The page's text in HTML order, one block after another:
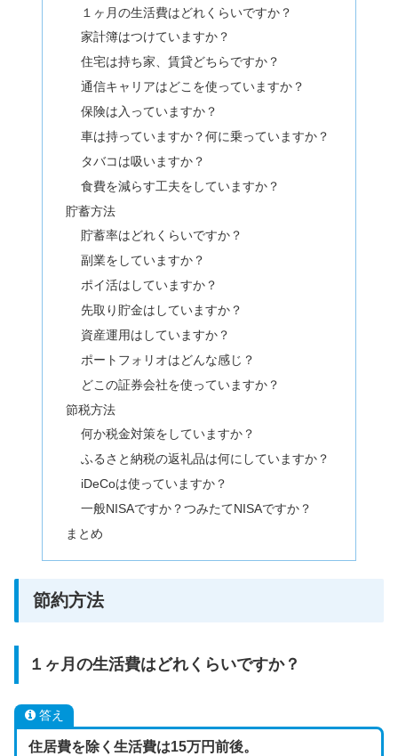
１ヶ月の生活費はどれくらいですか？
家計簿はつけていますか？
住宅は持ち家、賃貸どちらですか？
通信キャリアはどこを使っていますか？
保険は入っていますか？
車は持っていますか？何に乗っていますか？
タバコは吸いますか？
食費を減らす工夫をしていますか？
貯蓄方法
貯蓄率はどれくらいですか？
副業をしていますか？
ポイ活はしていますか？
先取り貯金はしていますか？
資産運用はしていますか？
ポートフォリオはどんな感じ？
どこの証券会社を使っていますか？
節税方法
何か税金対策をしていますか？
ふるさと納税の返礼品は何にしていますか？
iDeCoは使っていますか？
一般NISAですか？つみたてNISAですか？
まとめ
節約方法
１ヶ月の生活費はどれくらいですか？
答え
住居費を除く生活費は15万円前後。